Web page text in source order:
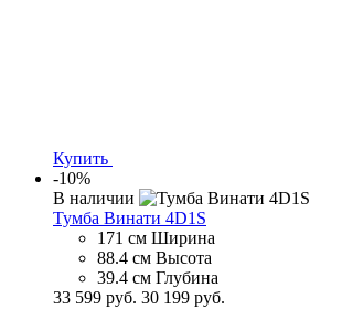
Купить
-10%
В наличии
Тумба Винати 4D1S
171 см Ширина
88.4 см Высота
39.4 см Глубина
33 599 руб. 30 199 руб.